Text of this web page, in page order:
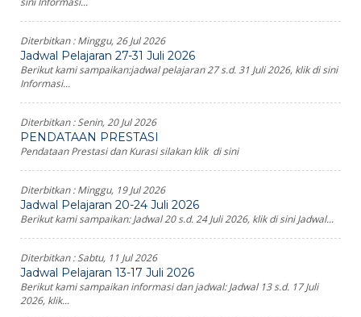
Diterbitkan :Minggu, 26 Jul 2026
Jadwal Pelajaran 27-31 Juli 2026
Berikut kami sampaikan:jadwal pelajaran 27 s.d. 31 Juli 2026, klik di sini
Informasi...
Diterbitkan :Senin, 20 Jul 2026
PENDATAAN PRESTASI
Pendataan Prestasi dan Kurasi silakan klik di sini
Diterbitkan :Minggu, 19 Jul 2026
Jadwal Pelajaran 20-24 Juli 2026
Berikut kami sampaikan: Jadwal 20 s.d. 24 Juli 2026, klik di sini Jadwal...
Diterbitkan :Sabtu, 11 Jul 2026
Jadwal Pelajaran 13-17 Juli 2026
Berikut kami sampaikan informasi dan jadwal: Jadwal 13 s.d. 17 Juli
2026, klik...